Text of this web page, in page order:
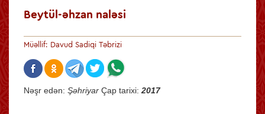
Beytül-əhzan naləsi
Müəllif: Davud Sadiqi Təbrizi
Nəşr еdən: Şəhriyar Çаp tаriхi: 2017